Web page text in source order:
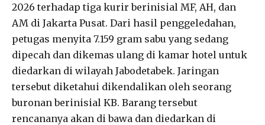
2026 terhadap tiga kurir berinisial MF, AH, dan
AM di Jakarta Pusat. Dari hasil penggeledahan,
petugas menyita 7.159 gram sabu yang sedang
dipecah dan dikemas ulang di kamar hotel untuk
diedarkan di wilayah Jabodetabek. Jaringan
tersebut diketahui dikendalikan oleh seorang
buronan berinisial KB. Barang tersebut
rencananya akan di bawa dan diedarkan di